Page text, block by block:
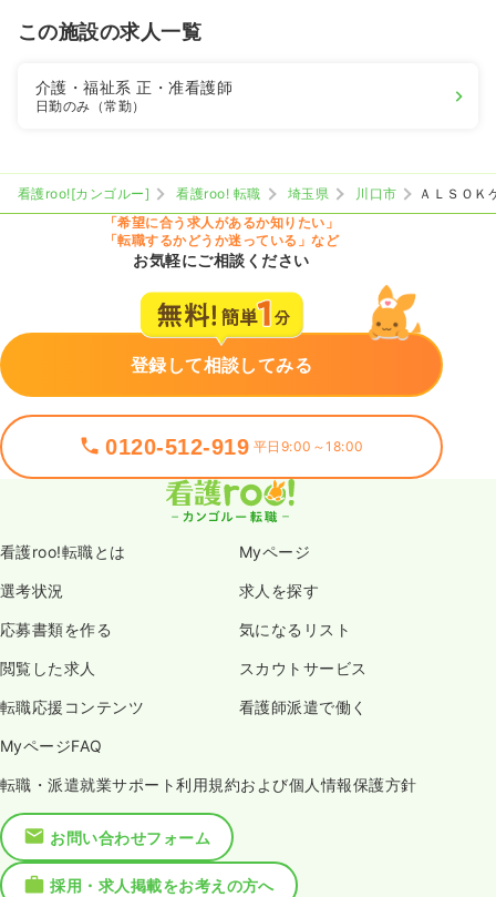
この施設の求人一覧
介護・福祉系正・准看護師
日勤のみ（常勤）
看護roo![カンゴルー] 看護roo! 転職 埼玉県 川口市
ＡＬＳＯＫ
「希望に合う求人があるか知りたい」
「転職するかどうか迷っている」など
お気軽にご相談ください
登録して相談してみる
0120-512-919 平日9:00～18:00
看護roo!転職とは Myページ
選考状況 求人を探す
応募書類を作る 気になるリスト
閲覧した求人 スカウトサービス
転職応援コンテンツ 看護師派遣で働く
MyページFAQ
転職・派遣就業サポート利用規約および個人情報保護方針
お問い合わせフォーム
採用・求人掲載をお考えの方へ